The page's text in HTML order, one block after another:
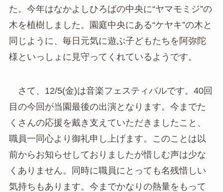
た。今年はなかよしひろばの中央に“ヤマモミジ”の
木を植樹しました。園庭中央にある“ケヤキ”の木と
同じように、毎日元気に遊ぶ子どもたちを阿弥陀
様といっしょに見守ってくれているようです。
さて、12/5(金)は音楽フェスティバルです。40回
目の今回が当園最後の出演となります。今までた
くさんの応援を戴き支えていただきましたこと、
職員一同心より御礼申し上げます。このことは以
前からお知らせしておりましたが惜しむ声は少な
くありません。同時に職員にとっても名残惜しい
気持ちもあります。今までかなりの熱量をもって